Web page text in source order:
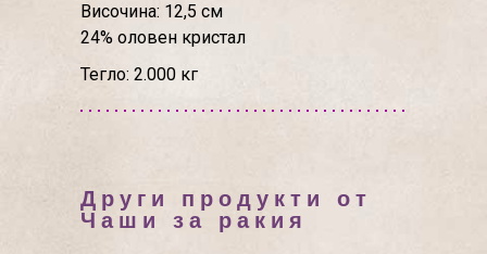
Височина: 12,5 см
24% оловен кристал
Тегло: 2.000 кг
Други продукти от
Чаши за ракия